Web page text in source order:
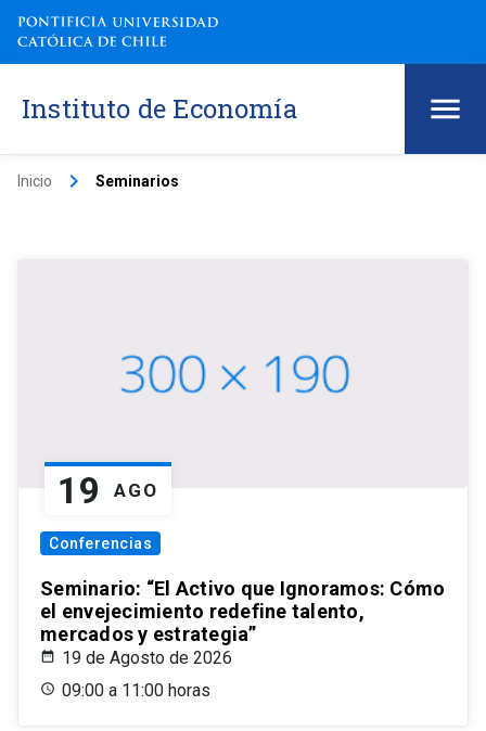
Instituto de Economía
Inicio keyboard_arrow_right Seminarios
19 AGO
Conferencias
Seminario: “El Activo que Ignoramos: Cómo
el envejecimiento redefine talento,
mercados y estrategia”
19 de Agosto de 2026
09:00 a 11:00 horas